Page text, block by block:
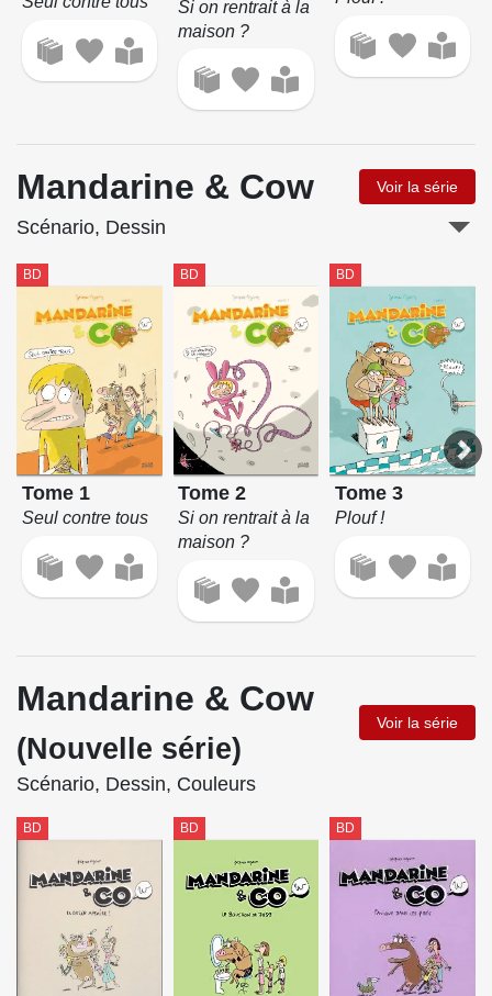
Si on rentrait à la
maison ?
Mandarine & Cow Voir la série
Scénario, Dessin
BD
Tome 1
Seul contre tous
BD
Tome 2
Si on rentrait à la
maison ?
BD
Tome 3
Plouf !
Mandarine & Cow
(Nouvelle série)
Voir la série
Scénario, Dessin, Couleurs
BD BD BD